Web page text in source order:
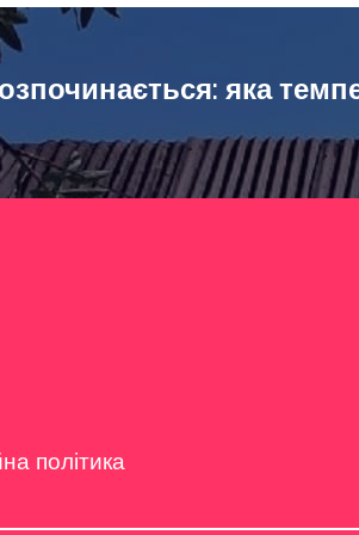
яка
політика